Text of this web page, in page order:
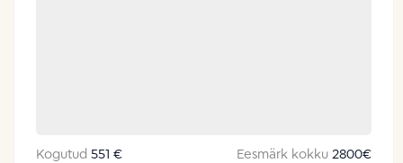
Kogutud 551 € Eesmärk kokku 2800€